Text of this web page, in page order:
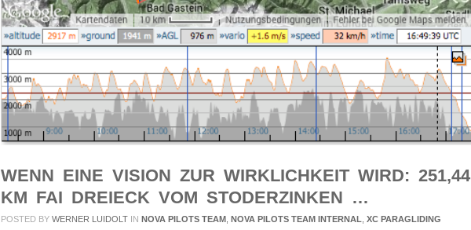
WENN EINE VISION ZUR WIRKLICHKEIT WIRD: 251,44
KM FAI DREIECK VOM STODERZINKEN …
POSTED BY WERNER LUIDOLT IN NOVA PILOTS TEAM NOVA PILOTS TEAM INTERNAL XC PARAGLIDING